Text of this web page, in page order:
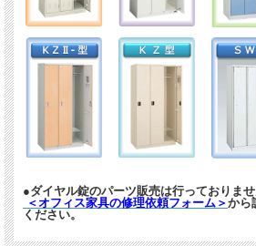
●ダイヤル錠のパーツ販売は行っておりませ
＜オフィス家具の修理依頼フォーム＞ から
ください。